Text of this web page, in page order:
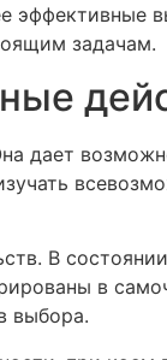
эффективные
задачам.
дает
В
в
выбора.